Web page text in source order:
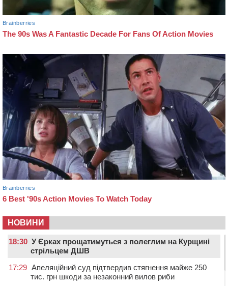
НОВИНИ
18:30 У Єрках прощатимуться з полеглим на Курщині
стрільцем ДШВ
17:29 Апеляційний суд підтвердив стягнення майже 250
тис. грн шкоди за незаконний вилов риби